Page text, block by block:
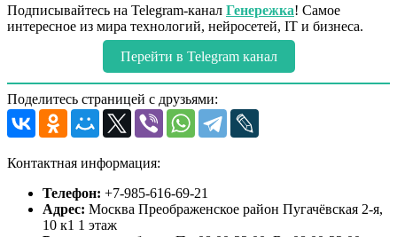
Подписывайтесь на Telegram-канал Генережка! Самое
интересное из мира технологий, нейросетей, IT и бизнеса.
Перейти в Telegram канал
Поделитесь страницей с друзьями:
Контактная информация:
Телефон: +7-985-616-69-21
Адрес: Москва Преображенское район Пугачёвская 2-я,
10 к1 1 этаж